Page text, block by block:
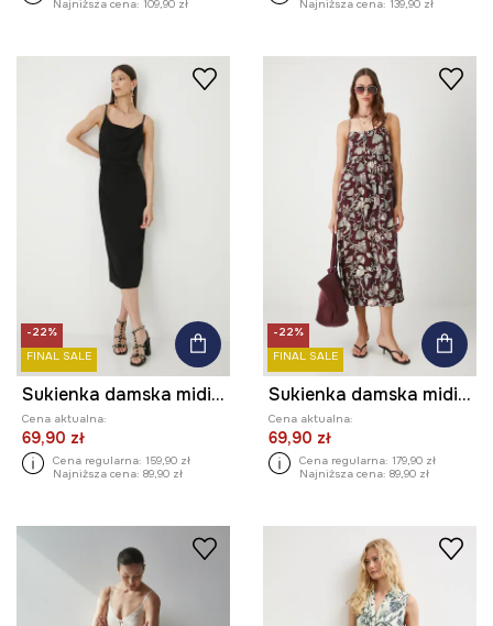
Najniższa cena: 109,90 zł Najniższa cena: 139,90 zł
-22%
FINAL SALE
Sukienka damska midi gładka
Cena aktualna:
69,90 zł
Cena regularna: 159,90 zł
Najniższa cena: 89,90 zł
-22%
FINAL SALE
Sukienka damska midi z wiskozy wzorzysta
Cena aktualna:
69,90 zł
Cena regularna: 179,90 zł
Najniższa cena: 89,90 zł